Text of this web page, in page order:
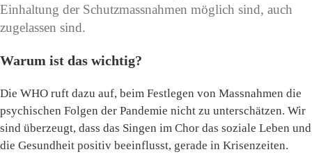
Einhaltung der Schutzmassnahmen möglich sind, auch
zugelassen sind.
Warum ist das wichtig?
Die WHO ruft dazu auf, beim Festlegen von Massnahmen die
psychischen Folgen der Pandemie nicht zu unterschätzen. Wir
sind überzeugt, dass das Singen im Chor das soziale Leben und
die Gesundheit positiv beeinflusst, gerade in Krisenzeiten.